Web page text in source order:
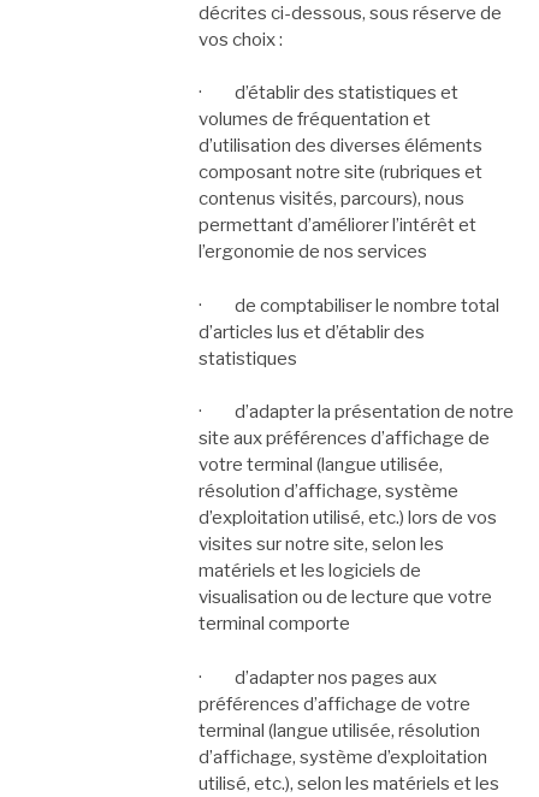
décrites ci-dessous, sous réserve de
vos choix :
· d’établir des statistiques et
volumes de fréquentation et
d’utilisation des diverses éléments
composant notre site (rubriques et
contenus visités, parcours), nous
permettant d’améliorer l’intérêt et
l’ergonomie de nos services
· de comptabiliser le nombre total
d’articles lus et d’établir des
statistiques
· d’adapter la présentation de notre
site aux préférences d’affichage de
votre terminal (langue utilisée,
résolution d’affichage, système
d’exploitation utilisé, etc.) lors de vos
visites sur notre site, selon les
matériels et les logiciels de
visualisation ou de lecture que votre
terminal comporte
· d’adapter nos pages aux
préférences d’affichage de votre
terminal (langue utilisée, résolution
d’affichage, système d’exploitation
utilisé, etc.), selon les matériels et les